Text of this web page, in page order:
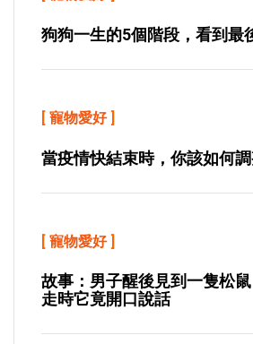
狗狗一生的5個階段，看到最
[ 寵物愛好]
當疫情快結束時，你該如何
[ 寵物愛好]
故事：男子醒後見到一隻松
走時它竟開口說話